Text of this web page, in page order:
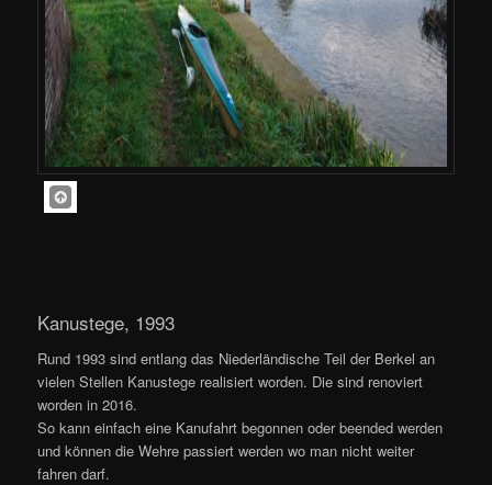
Kanustege, 1993
Rund 1993 sind entlang das Niederländische Teil der Berkel an
vielen Stellen Kanustege realisiert worden. Die sind renoviert
worden in 2016.
So kann einfach eine Kanufahrt begonnen oder beended werden
und können die Wehre passiert werden wo man nicht weiter
fahren darf.